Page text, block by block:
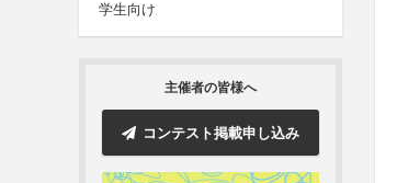
学生向け
主催者の皆様へ
コンテスト掲載申し込み